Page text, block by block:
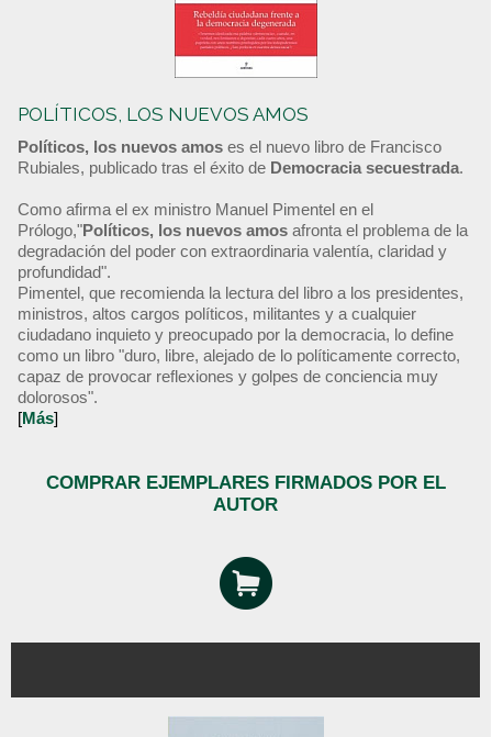
POLÍTICOS, LOS NUEVOS AMOS
Políticos, los nuevos amos es el nuevo libro de Francisco
Rubiales, publicado tras el éxito de Democracia secuestrada.
Como afirma el ex ministro Manuel Pimentel en el
Prólogo,"Políticos, los nuevos amos afronta el problema de la
degradación del poder con extraordinaria valentía, claridad y
profundidad".
Pimentel, que recomienda la lectura del libro a los presidentes,
ministros, altos cargos políticos, militantes y a cualquier
ciudadano inquieto y preocupado por la democracia, lo define
como un libro "duro, libre, alejado de lo políticamente correcto,
capaz de provocar reflexiones y golpes de conciencia muy
dolorosos".
[Más]
COMPRAR EJEMPLARES FIRMADOS POR EL
AUTOR